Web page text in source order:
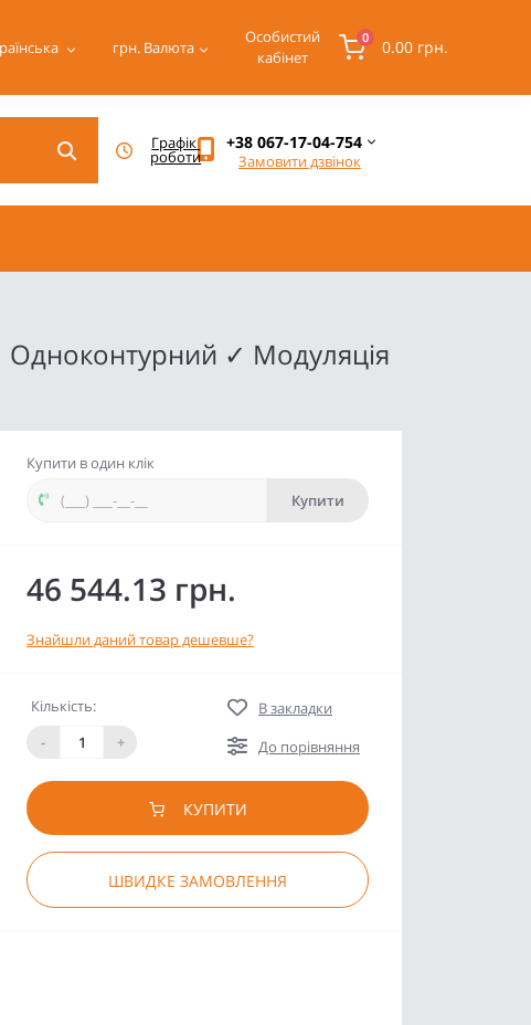
грн. Валюта
Особистий
кабінет
0 0.00 грн.
Графік
роботи
+38 067-17-04-754
Замовити дзвінок
Одноконтурний ✓ Модуляція
Купити в один клік
Купити
46 544.13 грн.
Знайшли даний товар дешевше?
Кількість:
-
+
В закладки
До порівняння
КУПИТИ
ШВИДКЕ ЗАМОВЛЕННЯ